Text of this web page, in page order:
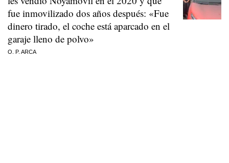
fue inmovilizado dos años después: «Fue
dinero tirado, el coche está aparcado en el
garaje lleno de polvo»
O. P. ARCA